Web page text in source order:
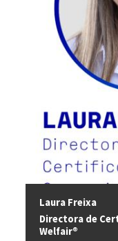
Laura Freixa
Directora de
Welfair®